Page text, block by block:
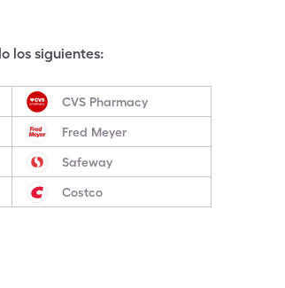
los siguientes:
CVS Pharmacy
Fred Meyer
Safeway
Costco